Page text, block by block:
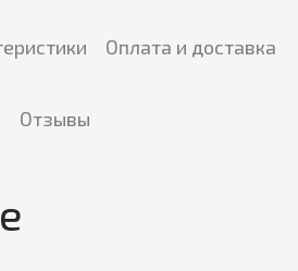
Оплата и доставка
Отзывы